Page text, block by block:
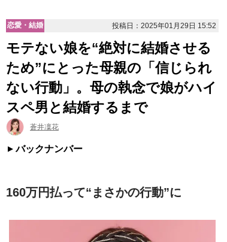
恋愛・結婚 投稿日：2025年01月29日 15:52
モテない娘を“絶対に結婚させる
ため”にとった母親の「信じられ
ない行動」。母の執念で娘がハイ
スペ男と結婚するまで
蒼井凜花
バックナンバー
160万円払って“まさかの行動”に